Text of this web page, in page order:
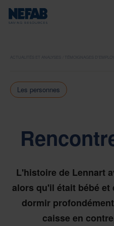
ACTUALITÉS ET ANALYSES TÉMOIGNAGES
Les personnes
L'histoire de Lennart
alors qu'il était bébé
dormir
caisse en